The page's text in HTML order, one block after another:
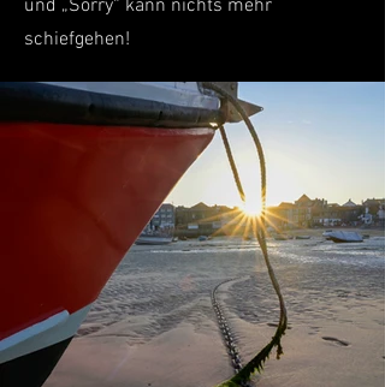
und „Sorry“ kann nichts mehr
schiefgehen!